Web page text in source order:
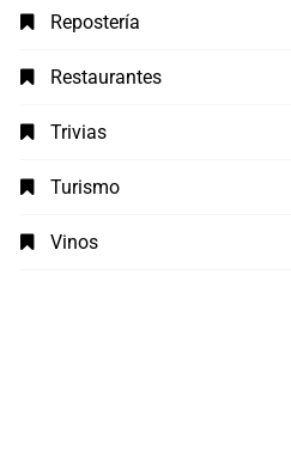
Repostería
Restaurantes
Trivias
Turismo
Vinos